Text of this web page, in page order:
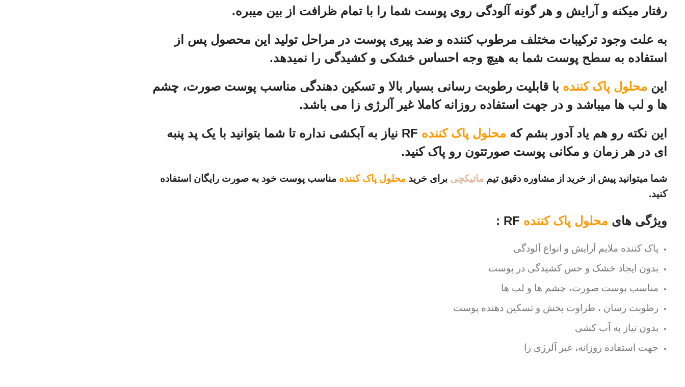
رفتار میکنه و آرایش و هر گونه آلودگی روی پوست شما را با تمام ظرافت از بین میبره.
به علت وجود ترکیبات مختلف مرطوب کننده و ضد پیری پوست در مراحل تولید این محصول پس از
استفاده به سطح پوست شما به هیچ وجه احساس خشکی و کشیدگی را نمیدهد.
این محلول پاک کننده با قابلیت رطوبت رسانی بسیار بالا و تسکین دهندگی مناسب پوست صورت، چشم
ها و لب ها میباشد و در جهت استفاده روزانه کاملا غیر آلرژی زا می باشد.
این نکته رو هم یاد آدور بشم که محلول پاک کننده
RF نیاز به آبکشی نداره تا شما بتوانید با یک پد پنبه
ای در هر زمان و مکانی پوست صورتتون رو پاک کنید.
شما میتوانید پیش از خرید از مشاوره دقیق تیم ماتیکچی برای خرید محلول پاک کننده مناسب پوست خود به صورت رایگان استفاده
کنید.
ویژگی های محلول پاک کننده
پاک کننده ملایم آرایش و انواع آلودگی
بدون ایجاد خشک و حس کشیدگی در پوست
مناسب پوست صورت، چشم ها و لب ها
رطوبت رسان ، طراوت بخش و تسکین دهنده پوست
بدون نیاز به آب کشی
جهت استفاده روزانه، غیر آلرژی زا